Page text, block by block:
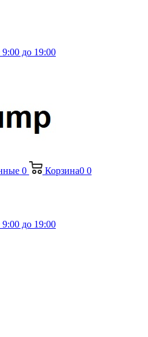
9:00 до 19:00
0 Корзина0 0
9:00 до 19:00